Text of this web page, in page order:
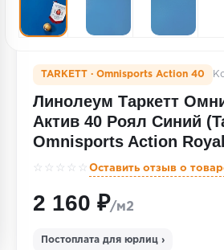
Строительные материалы
TARKETT · Omnisports Action 40
Линолеум Таркетт
Актив 40 Роял Синий
Omnisports Action
☆☆☆☆☆ Оставить отзыв о
2 160 ₽/м2
Постоплата для юрлиц ›